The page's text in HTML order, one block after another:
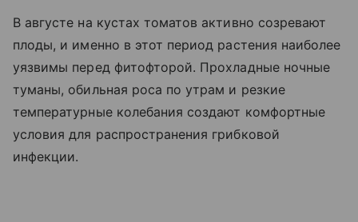
В августе на кустах томатов активно созревают
плоды, и именно в этот период растения наиболее
уязвимы перед фитофторой. Прохладные ночные
туманы, обильная роса по утрам и резкие
температурные колебания создают комфортные
условия для распространения грибковой
инфекции.